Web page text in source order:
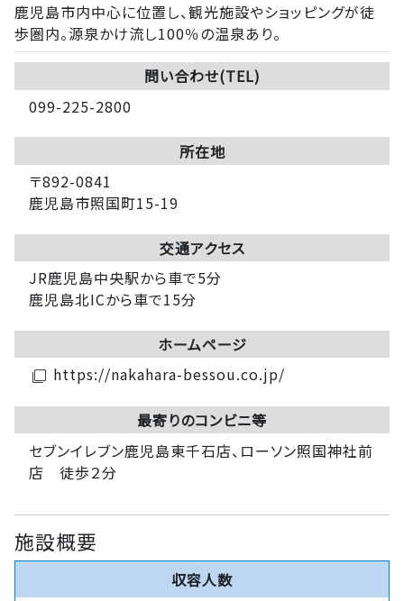
鹿児島市内中心に位置し、観光施設やショッピングが徒
歩圏内。源泉かけ流し100％の温泉あり。
問い合わせ(TEL)
099-225-2800
所在地
〒892-0841
鹿児島市照国町15-19
交通アクセス
JR鹿児島中央駅から車で5分
鹿児島北ICから車で15分
ホームページ
filter_none https://nakahara-bessou.co.jp/
最寄りのコンビニ等
セブンイレブン鹿児島東千石店、ローソン照国神社前
店 徒歩２分
施設概要
収容人数